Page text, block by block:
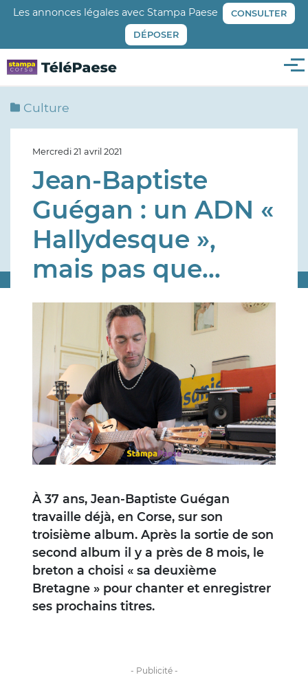
Aller
principal
Les annonces légales avec Stampa Paese CONSULTER
DÉPOSER
Culture
Mercredi 21 avril 2021
Jean-Baptiste
Guégan : un ADN «
Hallydesque »,
mais pas que…
Image
À 37 ans, Jean-Baptiste Guégan
travaille déjà, en Corse, sur son
troisième album. Après la sortie de son
second album il y a près de 8 mois, le
breton a choisi « sa deuxième
Bretagne » pour chanter et enregistrer
ses prochains titres.